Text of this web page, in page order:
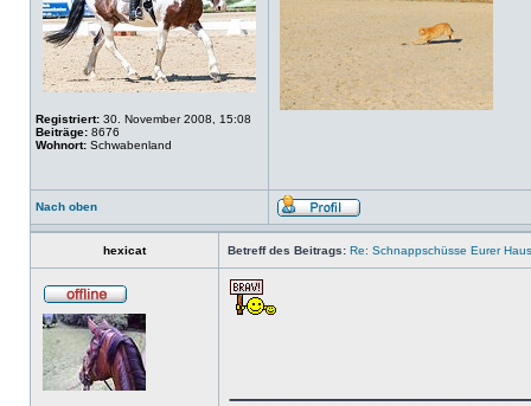
Registriert: 30. November 2008, 15:08
Beiträge: 8676
Wohnort: Schwabenland
Nach oben
hexicat Betreff des Beitrags: Re: Schnappschüsse Eurer